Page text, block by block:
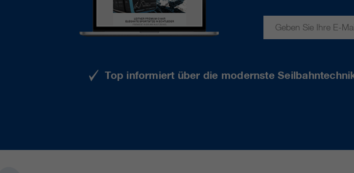
Top informiert über die modernste